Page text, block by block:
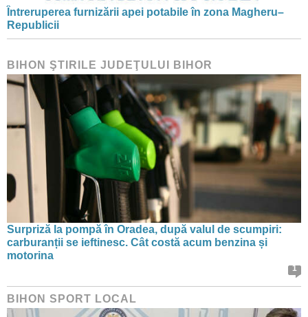
Întreruperea furnizării apei potabile în zona Magheru–
Republicii
BIHON ŞTIRILE JUDEŢULUI BIHOR
Surpriză la pompă în Oradea, după valul de scumpiri:
carburanții se ieftinesc. Cât costă acum benzina și
motorina
1
BIHON SPORT LOCAL